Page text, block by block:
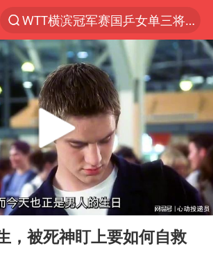
WTT横滨冠军赛国乒女单三将晋级四强
光影经济撬动暑期消费新蓝海
日本发布排名：“中国第一，美日德韩英法居后”
大V：马科斯把路走绝了
白海豚将正面袭击贯穿浙江
杭州全市有序停课
情侣平潭拍日出坠崖1死1伤
几元成本的AI广告导致千万市值蒸发
唐田赛前发布会上引用《孙子兵法》
，被死神盯上要如何自救